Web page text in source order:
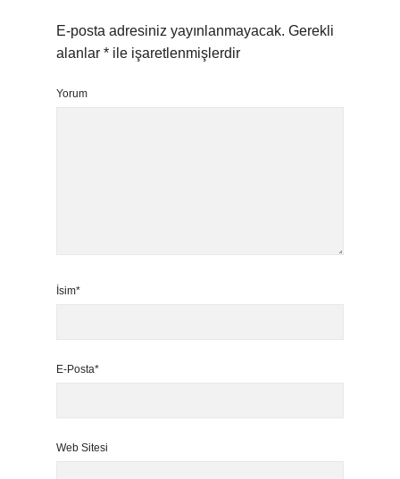
E-posta adresiniz yayınlanmayacak. Gerekli
alanlar * ile işaretlenmişlerdir
Yorum
İsim*
E-Posta*
Web Sitesi